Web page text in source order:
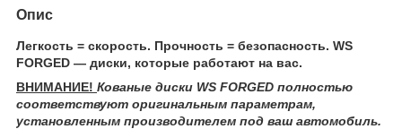
Опис
Легкость = скорость. Прочность = безопасность. WS
FORGED — диски, которые работают на вас.
ВНИМАНИЕ! Кованые диски WS FORGED полностью
соответствуют оригинальным параметрам,
установленным производителем под ваш автомобиль.